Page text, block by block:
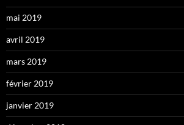
mai 2019
avril 2019
mars 2019
février 2019
janvier 2019